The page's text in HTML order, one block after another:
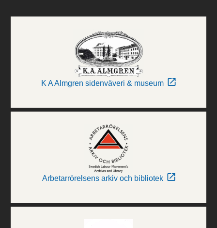
K A Almgren sidenväveri & museum
Arbetarrörelsens arkiv och bibliotek